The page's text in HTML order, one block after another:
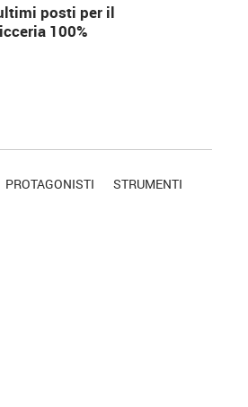
posti per il
100%
PROTAGONISTI STRUMENTI